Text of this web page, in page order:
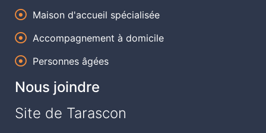
Maison d'accueil spécialisée
Accompagnement à domicile
Personnes âgées
Nous joindre
Site de Tarascon